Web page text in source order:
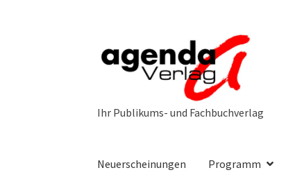
Navigation
springen
Inhalt
springen
Neuerscheinungen Programm